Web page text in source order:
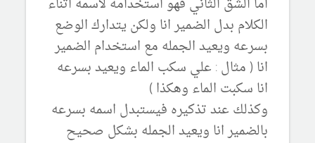
الكلام بدل الضمير انا ولكن يتدارك الوضع
بسرعه ويعيد الجمله مع استخدام الضمير
انا ( مثال : علي سكب الماء ويعيد بسرعه
انا سكبت الماء وهكذا )
وكذلك عند تذكيره فيستبدل اسمه بسرعه
بالضمير انا ويعيد الجمله بشكل صحيح